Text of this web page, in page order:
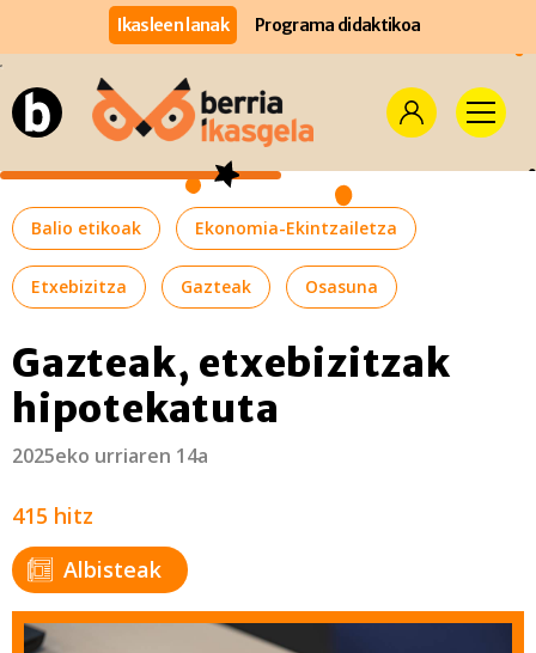
Ikasleen lanak Programa didaktikoa
Balio etikoak Ekonomia-Ekintzailetza
Etxebizitza Gazteak Osasuna
Gazteak, etxebizitzak
hipotekatuta
2025eko urriaren 14a
415 hitz
Albisteak